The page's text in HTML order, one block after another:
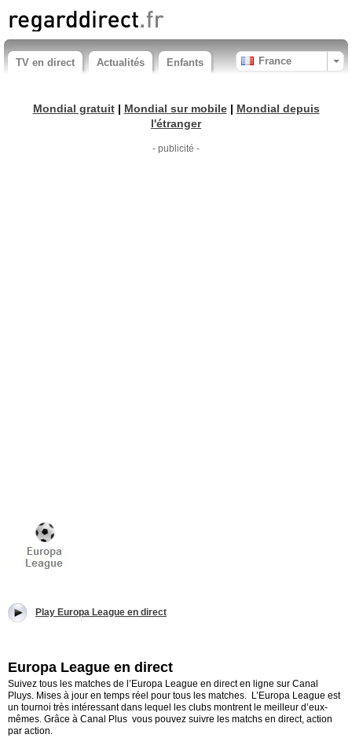
TV en direct Actualités Enfants France
Mondial gratuit| Mondial sur mobile| Mondial depuis
l'étranger
- publicité -
Play Europa League en direct
Europa League en direct
Suivez tous les matches de l’Europa League en direct en ligne sur Canal
Pluys. Mises à jour en temps réel pour tous les matches. L’Europa League est
un tournoi très intéressant dans lequel les clubs montrent le meilleur d’eux-
mêmes. Grâce à Canal Plus vous pouvez suivre les matchs en direct, action
par action.